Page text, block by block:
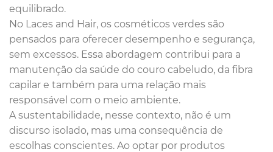
equilibrado.
No Laces and Hair, os cosméticos verdes são
pensados para oferecer desempenho e segurança,
sem excessos. Essa abordagem contribui para a
manutenção da saúde do couro cabeludo, da fibra
capilar e também para uma relação mais
responsável com o meio ambiente.
A sustentabilidade, nesse contexto, não é um
discurso isolado, mas uma consequência de
escolhas conscientes. Ao optar por produtos